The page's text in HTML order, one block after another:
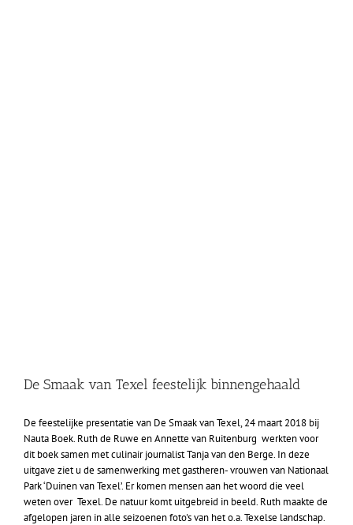
De Smaak van Texel feestelijk binnengehaald
De feestelijke presentatie van De Smaak van Texel, 24 maart 2018 bij
Nauta Boek. Ruth de Ruwe en Annette van Ruitenburg werkten voor
dit boek samen met culinair journalist Tanja van den Berge. In deze
uitgave ziet u de samenwerking met gastheren- vrouwen van Nationaal
Park ‘Duinen van Texel’. Er komen mensen aan het woord die veel
weten over Texel. De natuur komt uitgebreid in beeld. Ruth maakte de
afgelopen jaren in alle seizoenen foto's van het o.a. Texelse landschap.